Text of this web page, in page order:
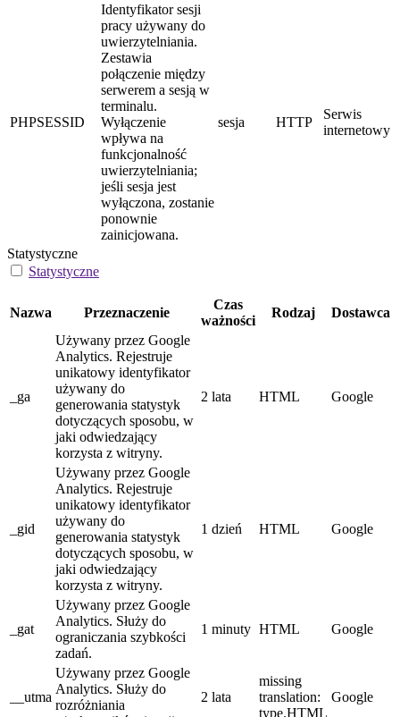
PHPSESSID
Identyfikator sesji
pracy używany do
uwierzytelniania.
Zestawia
połączenie między
serwerem a sesją w
terminalu.
Wyłączenie
wpływa na
funkcjonalność
uwierzytelniania;
jeśli sesja jest
wyłączona, zostanie
ponownie
zainicjowana.
sesja HTTP
Serwis
internetowy
Statystyczne
Statystyczne
Nazwa Przeznaczenie
Czas
ważności
Rodzaj Dostawca
_ga
Używany przez Google
Analytics. Rejestruje
unikatowy identyfikator
używany do
generowania statystyk
dotyczących sposobu, w
jaki odwiedzający
korzysta z witryny.
2 lata HTML Google
_gid
Używany przez Google
Analytics. Rejestruje
unikatowy identyfikator
używany do
generowania statystyk
dotyczących sposobu, w
jaki odwiedzający
korzysta z witryny.
1 dzień HTML Google
_gat
Używany przez Google
Analytics. Służy do
ograniczania szybkości
zadań.
1 minuty HTML Google
__utma
Używany przez Google
Analytics. Służy do
rozróżniania
2 lata
missing
translation:
type.HTML
Google